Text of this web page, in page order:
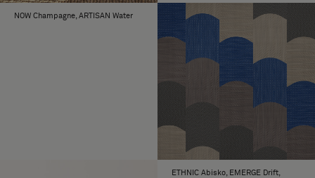
NOW Champagne, ARTISAN Water
ETHNIC Abisko, EMERGE Drift,